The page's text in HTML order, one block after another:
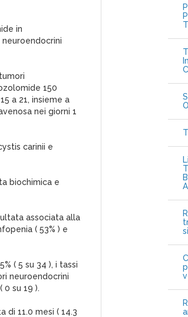
in
150
a 21, insieme a
nei giorni 1
carinii e
biochimica e
associata alla
( 53% ) e
( 5 su 34 ), i tassi
neuroendocrini
0 su 19 ).
di 11.0 mesi ( 14.3